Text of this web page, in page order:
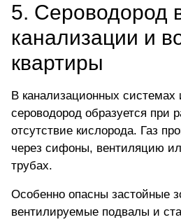
5. Сероводород
канализации и
квартиры
В канализационных системах
сероводород образуется при
отсутствие кислорода. Газ
через сифоны, вентиляцию
трубах.
Особенно опасны застойные
вентилируемые подвалы и